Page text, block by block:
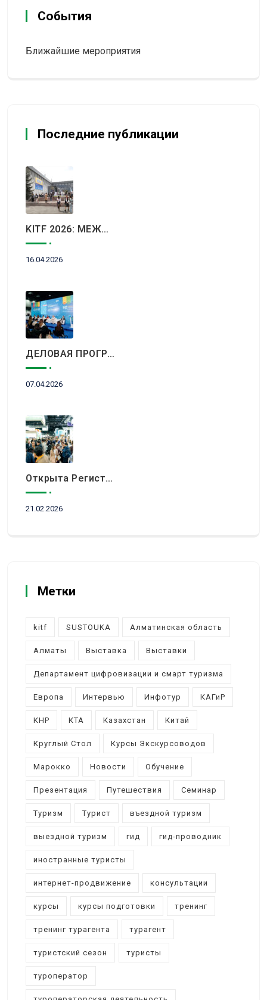
События
Ближайшие мероприятия
Последние публикации
KITF 2026: МЕЖДУНАРОДНЫЙ ТУРИСТИЧЕСКИЙ РЫНОК ВСТРЕТИТСЯ В АЛМАТЫ
16.04.2026
ДЕЛОВАЯ ПРОГРАММА KITF 2026: ВАЖНЕЙШИЕ АСПЕКТЫ РЫНКА ТУРИЗМА В НОВОЙ РЕАЛЬНОСТИ ОБСУДЯТ В АЛМАТЫ
07.04.2026
Открыта Регистрация Посетителей На KITF 2026 — Ключевое Событие Туристической Отрасли Центральной Азии
21.02.2026
Метки
kitf SUSTOUKA Алматинская область
Алматы Выставка Выставки
Департамент цифровизации и смарт туризма
Европа Интервью Инфотур КАГиР
КНР КТА Казахстан Китай
Круглый Стол Курсы Экскурсоводов
Марокко Новости Обучение
Презентация Путешествия Семинар
Туризм Турист въездной туризм
выездной туризм гид гид-проводник
иностранные туристы
интернет-продвижение консультации
курсы курсы подготовки тренинг
тренинг турагента турагент
туристский сезон туристы
туроператор